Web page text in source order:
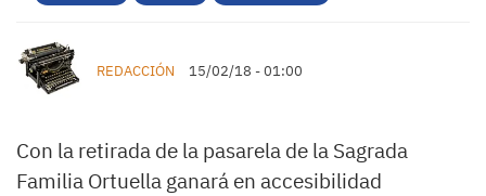
REDACCIÓN 15/02/18 - 01:00
Con la retirada de la pasarela de la Sagrada
Familia Ortuella ganará en accesibilidad